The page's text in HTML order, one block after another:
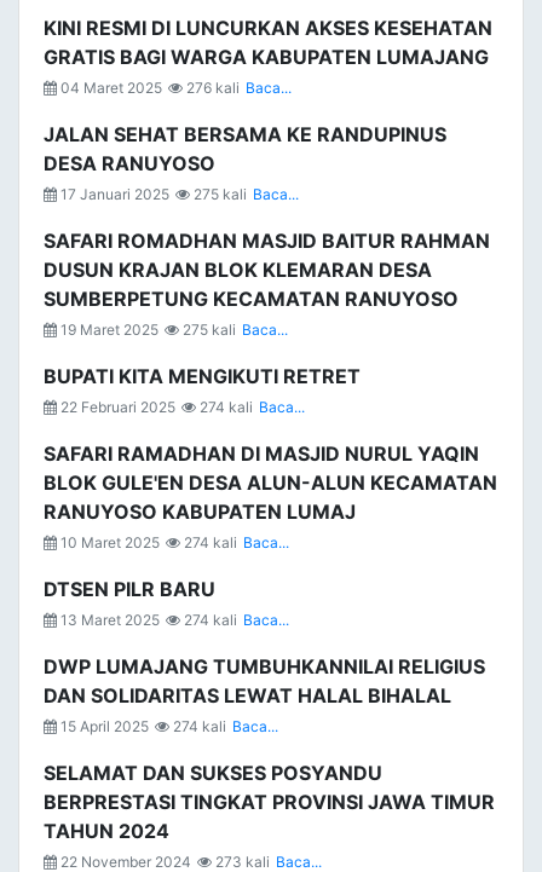
KINI RESMI DI LUNCURKAN AKSES KESEHATAN
GRATIS BAGI WARGA KABUPATEN LUMAJANG
04 Maret 2025 276 kali Baca...
JALAN SEHAT BERSAMA KE RANDUPINUS
DESA RANUYOSO
17 Januari 2025 275 kali Baca...
SAFARI ROMADHAN MASJID BAITUR RAHMAN
DUSUN KRAJAN BLOK KLEMARAN DESA
SUMBERPETUNG KECAMATAN RANUYOSO
19 Maret 2025 275 kali Baca...
BUPATI KITA MENGIKUTI RETRET
22 Februari 2025 274 kali Baca...
SAFARI RAMADHAN DI MASJID NURUL YAQIN
BLOK GULE'EN DESA ALUN-ALUN KECAMATAN
RANUYOSO KABUPATEN LUMAJ
10 Maret 2025 274 kali Baca...
DTSEN PILR BARU
13 Maret 2025 274 kali Baca...
DWP LUMAJANG TUMBUHKANNILAI RELIGIUS
DAN SOLIDARITAS LEWAT HALAL BIHALAL
15 April 2025 274 kali Baca...
SELAMAT DAN SUKSES POSYANDU
BERPRESTASI TINGKAT PROVINSI JAWA TIMUR
TAHUN 2024
22 November 2024 273 kali Baca...